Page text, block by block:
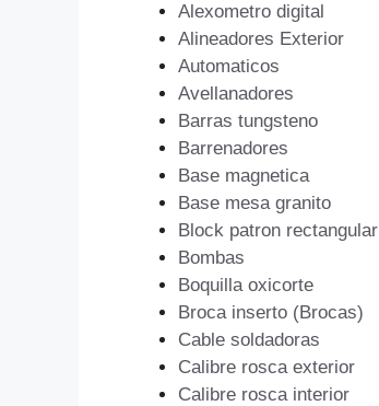
Alexometro digital
Alineadores Exterior
Automaticos
Avellanadores
Barras tungsteno
Barrenadores
Base magnetica
Base mesa granito
Block patron rectangular
Bombas
Boquilla oxicorte
Broca inserto (Brocas)
Cable soldadoras
Calibre rosca exterior
Calibre rosca interior